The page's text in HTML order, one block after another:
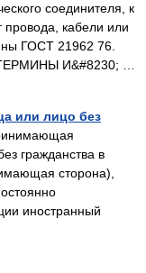
соединителя, к
провода, кабели или
ГОСТ 21962 76.
И&#8230; …
или лицо без
гражданства в
сторона),
иностранный